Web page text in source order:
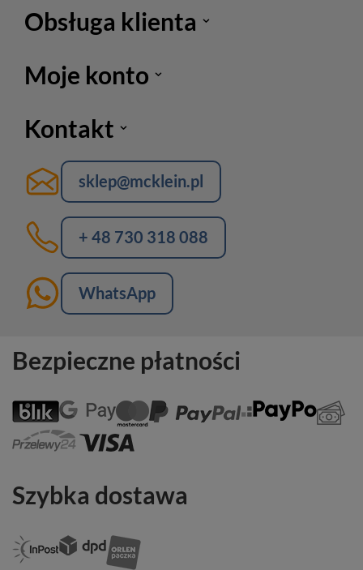
Obsługa klienta
Moje konto
Kontakt
sklep@mcklein.pl
+ 48 730 318 088
WhatsApp
Bezpieczne płatności
Szybka dostawa